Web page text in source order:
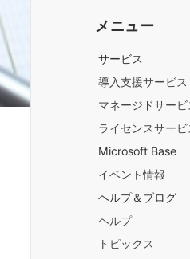
メニュー
サービス
導入支援サービス
マネージドサービ
ライセンスサービ
Microsoft Base
イベント情報
ヘルプ＆ブログ
ヘルプ
トピックス